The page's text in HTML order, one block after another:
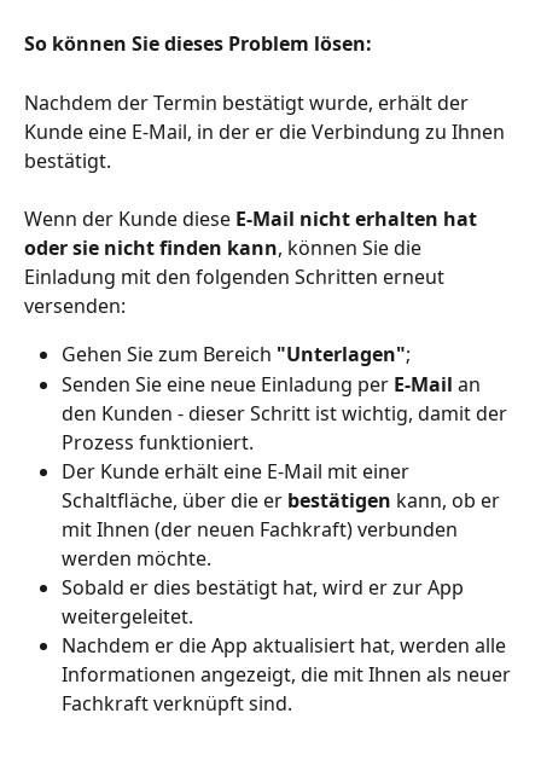
So können Sie dieses Problem lösen:
Nachdem der Termin bestätigt wurde, erhält der
Kunde eine E-Mail, in der er die Verbindung zu Ihnen
bestätigt.
Wenn der Kunde diese E-Mail nicht erhalten hat
oder sie nicht finden kann, können Sie die
Einladung mit den folgenden Schritten erneut
versenden:
Gehen Sie zum Bereich "Unterlagen";
Senden Sie eine neue Einladung per E-Mail an
den Kunden - dieser Schritt ist wichtig, damit der
Prozess funktioniert.
Der Kunde erhält eine E-Mail mit einer
Schaltfläche, über die er bestätigen kann, ob er
mit Ihnen (der neuen Fachkraft) verbunden
werden möchte.
Sobald er dies bestätigt hat, wird er zur App
weitergeleitet.
Nachdem er die App aktualisiert hat, werden alle
Informationen angezeigt, die mit Ihnen als neuer
Fachkraft verknüpft sind.